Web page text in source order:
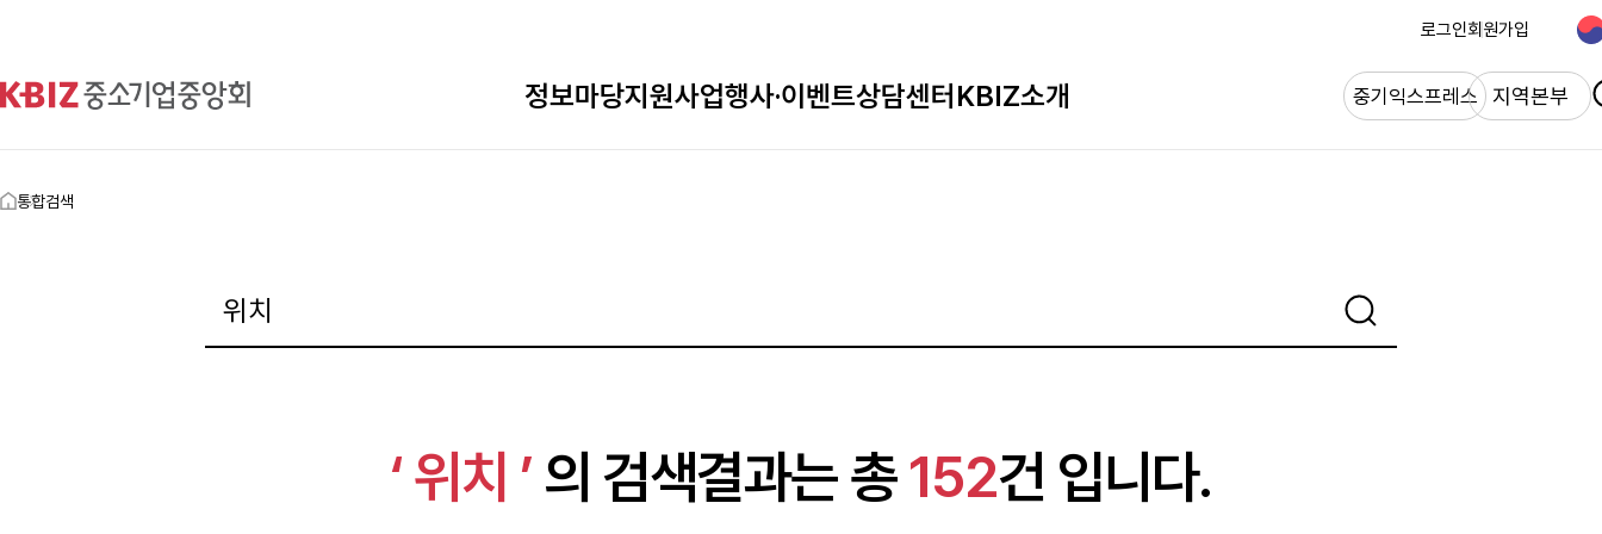
로그인회원가입
정보마당지원사업행사·이벤트상담센터KBIZ소개 중기익스프레스 지역본부
통합검색
‘ 위치 ’ 의 검색결과는 총152건 입니다.